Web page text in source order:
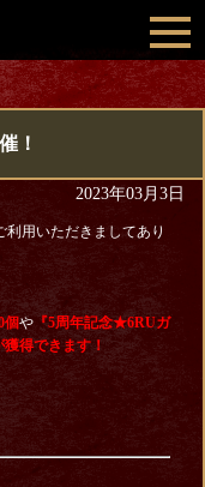
！
2023年03月3日
用いただきましてあり
個や『5周年記念★6RUガ
得できます！